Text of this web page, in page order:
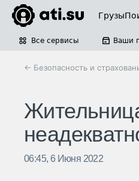
Грузы
Все сервисы Ваши
← Безопасность и
06:45, 6 Июня 2022